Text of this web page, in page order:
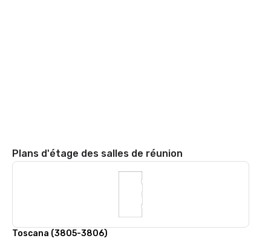
Plans d'étage des salles de réunion
Toscana (3805-3806)